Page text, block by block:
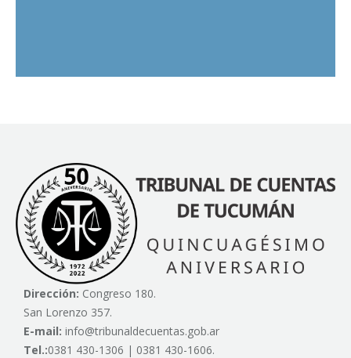
Dirección: Congreso 180.
San Lorenzo 357.
E-mail: info@tribunaldecuentas.gob.ar
Tel.:0381 430-1306 | 0381 430-1606.